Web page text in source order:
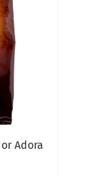
Adora